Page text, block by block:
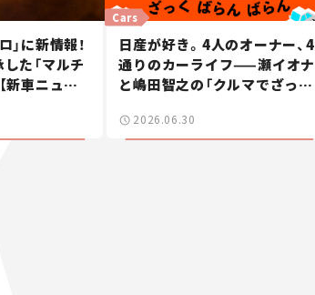
」に新情報！
た「マルチ
新車ニュー
Cars
日産が好き。4人のオーナー、4
通りのカーライフ——瀬イオナ
と嶋田智之の「クルマでざっく
2026.06.30